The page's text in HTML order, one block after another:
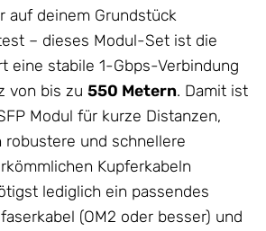
auf deinem Grundstück
– dieses Modul-Set ist die
eine stabile 1-Gbps-Verbindung
von bis zu 550 Metern. Damit ist
Modul für kurze Distanzen,
robustere und schnellere
Kupferkabeln
lediglich ein passendes
(OM2 oder besser) und